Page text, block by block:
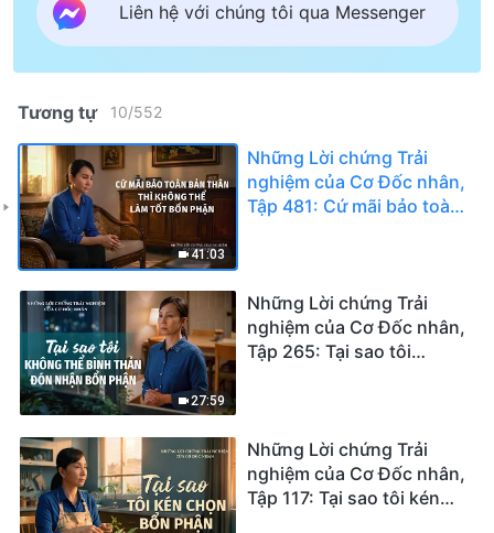
Liên hệ với chúng tôi qua Messenger
Tương tự 10/552
41:03
Những Lời chứng Trải
nghiệm của Cơ Đốc nhân,
Tập 481: Cứ mãi bảo toàn
27:59
Những Lời chứng Trải
nghiệm của Cơ Đốc nhân,
Tập 265: Tại sao tôi
Những Lời chứng Trải
nghiệm của Cơ Đốc nhân,
Tập 117: Tại sao tôi kén